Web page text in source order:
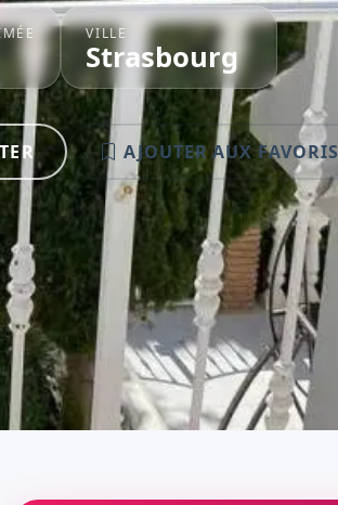
VILLE
Strasbourg
AJOUTER AUX FAVORIS